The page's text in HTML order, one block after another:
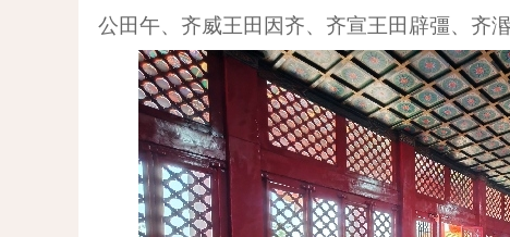
公田午、齐威王田因齐、齐宣王田辟彊、齐